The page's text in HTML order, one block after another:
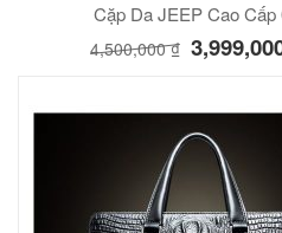
Cặp Da JEEP Cao Cấp
4,500,000₫